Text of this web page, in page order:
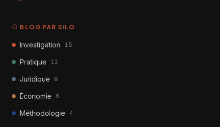
BLOG PAR SILO
Investigation 15
Pratique 12
Juridique 9
Économie 6
Méthodologie 4